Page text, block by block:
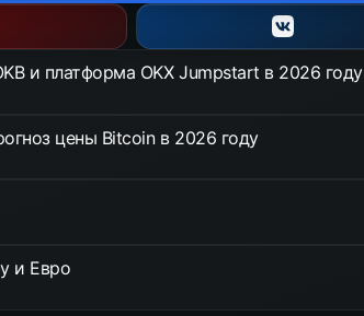
и платформа OKX Jumpstart в 2026 году
цены Bitcoin в 2026 году
и Евро